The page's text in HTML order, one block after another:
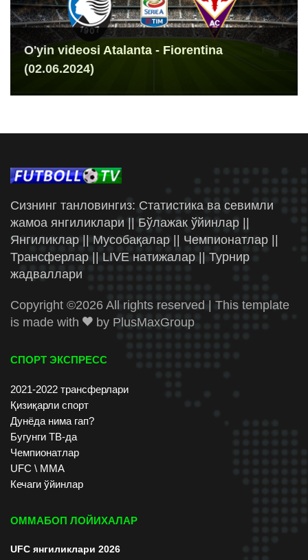
O'yin videosi Atalanta - Fiorentina
(02.06.2024)
Сизнинг танловингиз: Статистика ва севимли
жамоа янгиликлари || Бўлажак ўйинлар ||
Янгиликлар || Мусобақалар || Чемпионатлар ||
Трансферлар || LIVE натижалар || Турнир
жадваллари
Copyright ©2026 All rights reserved | This template
is made with
by PlusMaxGroup
СПОРТ ЭКСПРЕСС
2021-2022 трансферлари
Қизиқарли спорт
Дунёда нима гап?
Бугунги ТВ-да
Чемпионатлар
UFC \ ММА
Кечаги ўйинлар
ОММАБОП ЛОЙИХАЛАР
UFC янгиликлари 2026